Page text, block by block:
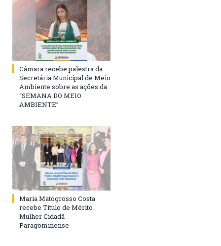
Câmara recebe palestra da
Secretária Municipal de Meio
Ambiente sobre as ações da
“SEMANA DO MEIO
AMBIENTE”
Maria Matogrosso Costa
recebe Título de Mérito
Mulher Cidadã
Paragominense